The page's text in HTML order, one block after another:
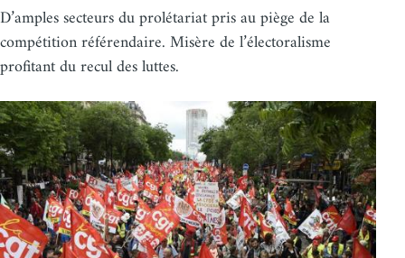
D’amples secteurs du prolétariat pris au piège de la
compétition référendaire. Misère de l’électoralisme
profitant du recul des luttes.